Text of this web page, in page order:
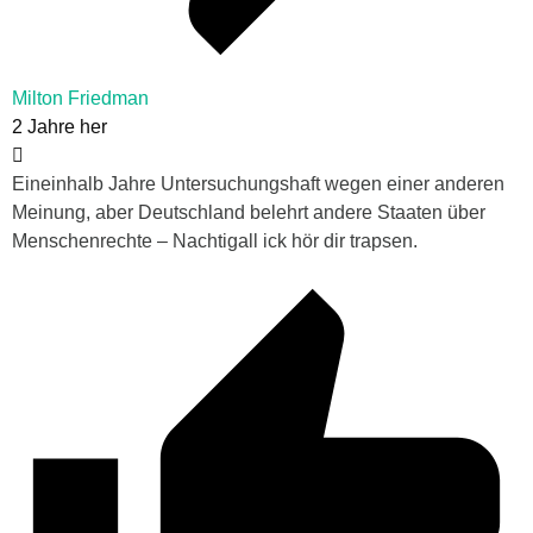
Milton Friedman
2 Jahre her
Eineinhalb Jahre Untersuchungshaft wegen einer anderen
Meinung, aber Deutschland belehrt andere Staaten über
Menschenrechte – Nachtigall ick hör dir trapsen.